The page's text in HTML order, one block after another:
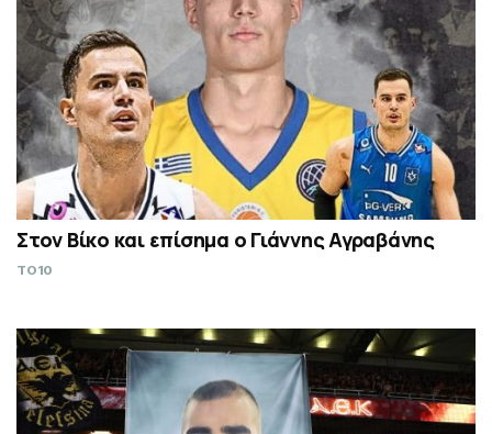
Στον Βίκο και επίσημα ο Γιάννης Αγραβάνης
TO10